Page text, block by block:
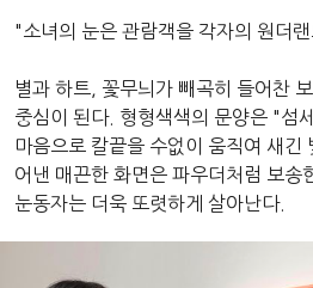
"소녀의 눈은 관람객을 각자의 원더
별과 하트, 꽃무늬가 빼곡히 들어찬
중심이 된다. 형형색색의 문양은 "섬
마음으로 칼끝을 수없이 움직여 새긴
어낸 매끈한 화면은 파우더처럼 보송
눈동자는 더욱 또렷하게 살아난다.